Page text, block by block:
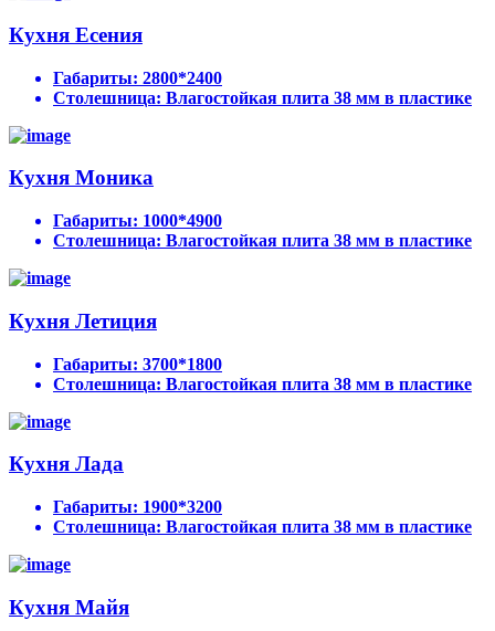
Кухня Есения
Габариты: 2800*2400
Столешница: Влагостойкая плита 38 мм в пластике
Кухня Моника
Габариты: 1000*4900
Столешница: Влагостойкая плита 38 мм в пластике
Кухня Летиция
Габариты: 3700*1800
Столешница: Влагостойкая плита 38 мм в пластике
Кухня Лада
Габариты: 1900*3200
Столешница: Влагостойкая плита 38 мм в пластике
Кухня Майя